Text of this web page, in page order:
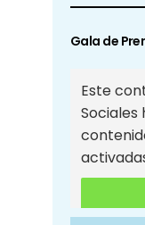
Gala de
Este
Sociales